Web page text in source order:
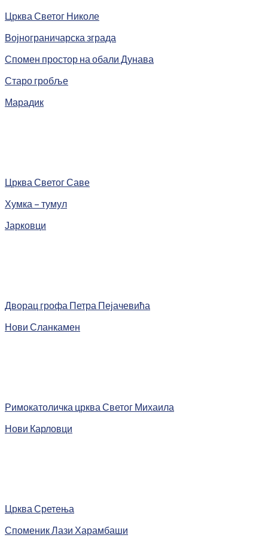
Црква Светог Николе
Војнограничарска зграда
Спомен простор на обали Дунава
Старо гробље
Марадик
Црква Светог Саве
Хумка – тумул
Јарковци
Дворац грофа Петра Пејачевића
Нови Сланкамен
Римокатоличка црква Светог Михаила
Нови Карловци
Црква Сретења
Споменик Лази Харамбаши